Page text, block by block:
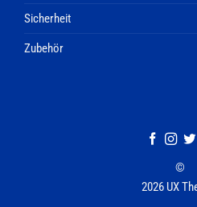
Sicherheit
Zubehör
©
2026 UX